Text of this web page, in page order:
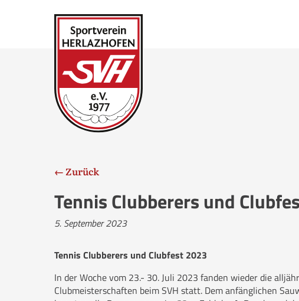
← Zurück
Tennis Clubberers und
5. September 2023
Tennis Clubberers und Clubfest 2023
In der Woche vom 23.- 30. Juli 2023 fanden wieder die
Clubmeisterschaften beim SVH statt. Dem anfänglichen